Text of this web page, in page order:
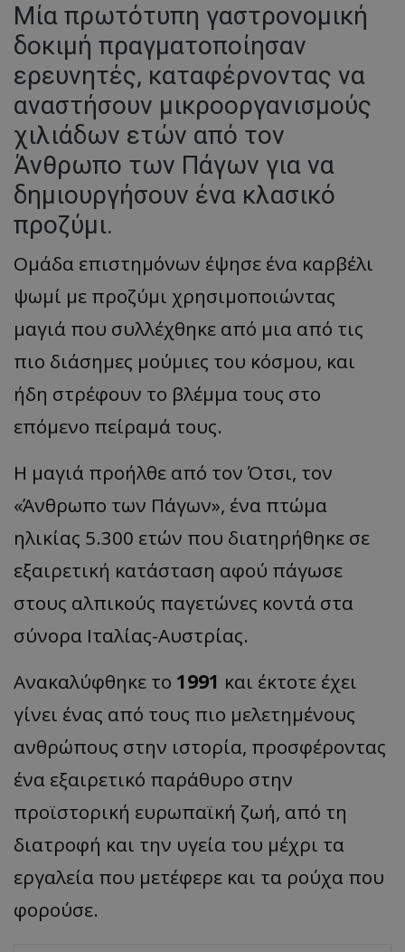
Μία πρωτότυπη γαστρονομική
δοκιμή πραγματοποίησαν
ερευνητές, καταφέρνοντας να
αναστήσουν μικροοργανισμούς
χιλιάδων ετών από τον
Άνθρωπο των Πάγων για να
δημιουργήσουν ένα κλασικό
προζύμι.
Ομάδα επιστημόνων έψησε ένα καρβέλι
ψωμί με προζύμι χρησιμοποιώντας
μαγιά που συλλέχθηκε από μια από τις
πιο διάσημες μούμιες του κόσμου, και
ήδη στρέφουν το βλέμμα τους στο
επόμενο πείραμά τους.
Η μαγιά προήλθε από τον Ότσι, τον
«Άνθρωπο των Πάγων», ένα πτώμα
ηλικίας 5.300 ετών που διατηρήθηκε σε
εξαιρετική κατάσταση αφού πάγωσε
στους αλπικούς παγετώνες κοντά στα
σύνορα Ιταλίας-Αυστρίας.
Ανακαλύφθηκε το 1991 και έκτοτε έχει
γίνει ένας από τους πιο μελετημένους
ανθρώπους στην ιστορία, προσφέροντας
ένα εξαιρετικό παράθυρο στην
προϊστορική ευρωπαϊκή ζωή, από τη
διατροφή και την υγεία του μέχρι τα
εργαλεία που μετέφερε και τα ρούχα που
φορούσε.